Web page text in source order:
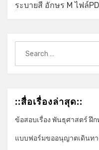
ระบายสี อักษร M ไฟล์
for:
::สื่อเรื่องล่าสุด::
ข้อสอบเรื่อง พันธุศาสตร์ ฝึ
แบบฟอร์มขออนุญาตเดินทา